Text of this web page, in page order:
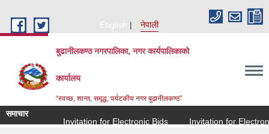
English
नेपाली
बुढानीलकण्ठ नगरपालिका, नगर कार्यपालिकाको
कार्यालय
“स्वच्छ, शान्त, समृद्ध, पर्यटकीय नगर बुढानीलकण्ठ”
समाचार
Invitation for Electronic Bids
Invitation for Electronic